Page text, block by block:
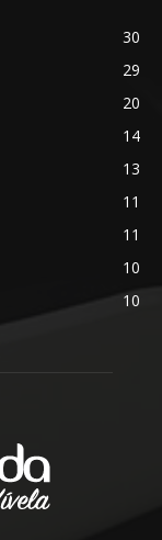
30
29
20
14
13
11
11
10
10